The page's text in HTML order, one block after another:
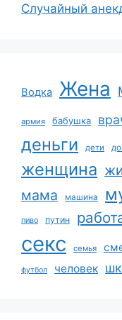
Случайный
Водка Жена
армия бабушка
деньги дети
женщина
мама машина
пиво путин
секс семья
футбол человек